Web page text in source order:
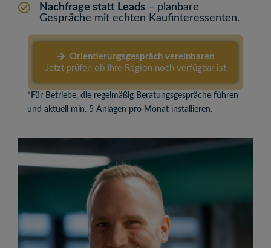
Nachfrage statt Leads – planbare
Gespräche mit echten Kaufinteressenten.
Orientierungsgespräch vereinbaren
Jetzt prüfen ob Ihre Region noch verfügbar ist
*Für Betriebe, die regelmäßig Beratungsgespräche führen
und aktuell min. 5 Anlagen pro Monat installieren.